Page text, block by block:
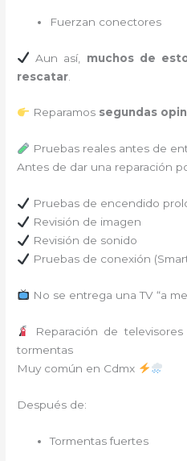
Fuerzan conectores
Aun así, muchos de
rescatar
Reparamos segundas
Pruebas reales antes de
Antes de dar una reparación
Pruebas de encendido
Revisión de imagen
Revisión de sonido
Pruebas de conexión
No se entrega una TV “a
Reparación de
tormentas
Muy común en Cdmx
Después de:
Tormentas fuertes